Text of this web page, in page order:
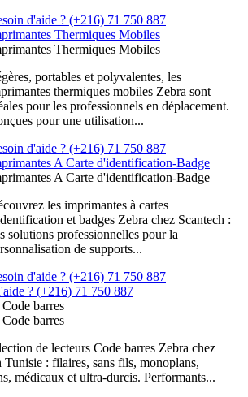
d'aide ? (+216) 71 750 887
Thermiques Mobiles
Thermiques Mobiles
portables et polyvalentes, les
thermiques mobiles Zebra sont
pour les professionnels en déplacement.
pour une utilisation...
d'aide ? (+216) 71 750 887
A Carte d'identification-Badge
A Carte d'identification-Badge
les imprimantes à cartes
et badges Zebra chez Scantech :
solutions professionnelles pour la
de supports...
d'aide ? (+216) 71 750 887
? (+216) 71 750 887
barres
barres
de lecteurs Code barres Zebra chez
Tunisie : filaires, sans fils, monoplans,
médicaux et ultra-durcis. Performants...